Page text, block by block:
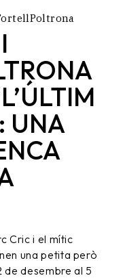
UNA
Cric i el mític
una petita però
de desembre al 5